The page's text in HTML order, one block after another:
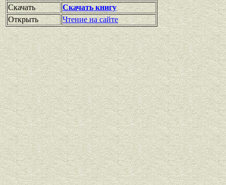
Скачать
Скачать книгу
Открыть
Чтение на сайте